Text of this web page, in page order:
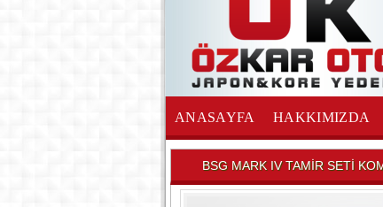
ANASAYFA HAKKIMIZDA
İLETİŞİM
BSG MARK IV TAMİR SETİ